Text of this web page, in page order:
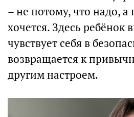
– не потому, что надо, а
хочется. Здесь ребёнок
чувствует себя в
возвращается к
другим настроем.